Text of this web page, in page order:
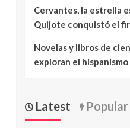
Cervantes, la estrella
Quijote conquistó el
Novelas y libros de
exploran el hispanismo
Latest Popular